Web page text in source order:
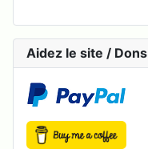
Aidez le site / Dons